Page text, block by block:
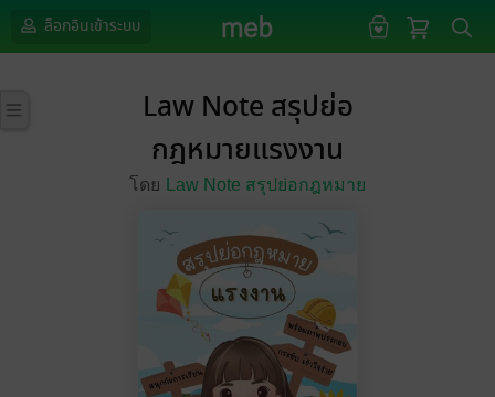
ล็อกอินเข้าระบบ
Law Note สรุปย่อ
กฎหมายแรงงาน
โดย Law Note สรุปย่อกฎหมาย